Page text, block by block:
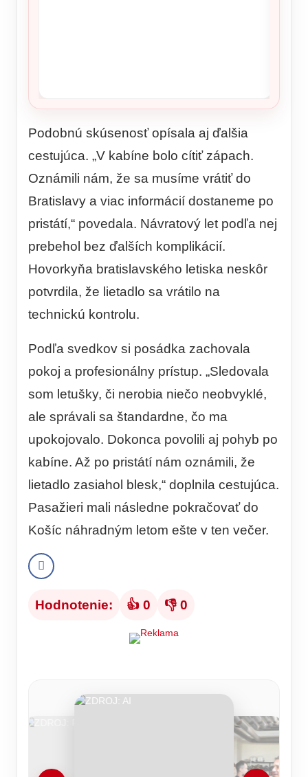
Podobnú skúsenosť opísala aj ďalšia
cestujúca. „V kabíne bolo cítiť zápach.
Oznámili nám, že sa musíme vrátiť do
Bratislavy a viac informácií dostaneme po
pristátí,“ povedala. Návratový let podľa nej
prebehol bez ďalších komplikácií.
Hovorkyňa bratislavského letiska neskôr
potvrdila, že lietadlo sa vrátilo na
technickú kontrolu.
Podľa svedkov si posádka zachovala
pokoj a profesionálny prístup. „Sledovala
som letušky, či nerobia niečo neobvyklé,
ale správali sa štandardne, čo ma
upokojovalo. Dokonca povolili aj pohyb po
kabíne. Až po pristátí nám oznámili, že
lietadlo zasiahol blesk,“ doplnila cestujúca.
Pasažieri mali následne pokračovať do
Košíc náhradným letom ešte v ten večer.
Hodnotenie: 👍 0 👎 0